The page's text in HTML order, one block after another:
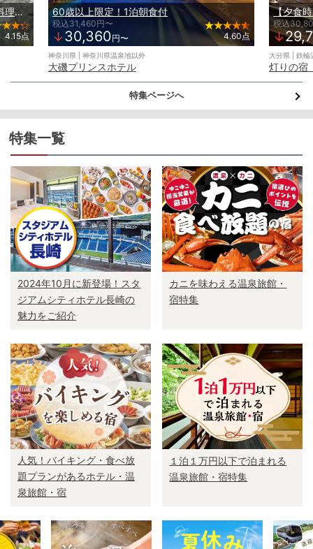
期間限定【50周年記念2000円OFF】料理長お任せの旬の食材と名物【いろり会席】
4.15点
60歳以上限定！1泊朝食付
税込31,460円〜
↓30,360円〜 4.60点
神奈川県 | 神奈川県温泉地以外
大磯プリンスホテル
税込
↓
大分県 | 鉄輪
灯りの
特集ページへ
特集一覧
2024年10月に新登場！スタ
ジアムシティホテル長崎の
魅力をご紹介
カニを味わえる温泉旅館・
宿特集
人気！バイキング・食べ放
題プランがあるホテル・温
泉旅館・宿
１泊１万円以下で泊まれる
温泉旅館・宿特集